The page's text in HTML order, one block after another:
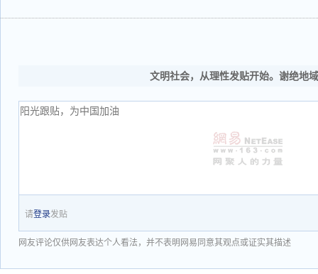
文明社会，从理性发贴开始。谢绝地
请登录发贴
网友评论仅供网友表达个人看法，并不表明网易同意其观点或证实其描述